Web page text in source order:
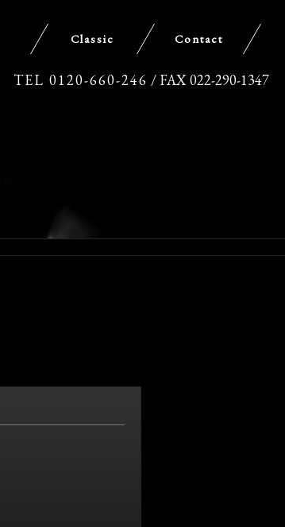
TEL 0120-660-246 / FAX 022-290-1347
Classic Contact